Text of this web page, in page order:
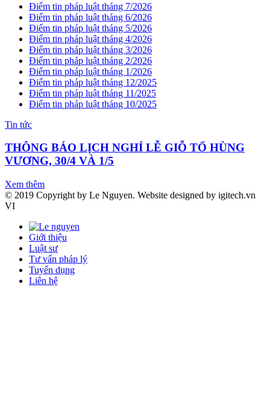
Điểm tin pháp luật tháng 7/2026
Điểm tin pháp luật tháng 6/2026
Điểm tin pháp luật tháng 5/2026
Điểm tin pháp luật tháng 4/2026
Điểm tin pháp luật tháng 3/2026
Điểm tin pháp luật tháng 2/2026
Điểm tin pháp luật tháng 1/2026
Điểm tin pháp luật tháng 12/2025
Điểm tin pháp luật tháng 11/2025
Điểm tin pháp luật tháng 10/2025
Tin tức
THÔNG BÁO LỊCH NGHỈ LỄ GIỖ TỔ HÙNG
VƯƠNG, 30/4 VÀ 1/5
Xem thêm
© 2019 Copyright by Le Nguyen. Website designed by igitech.vn
VI
Giới thiệu
Luật sư
Tư vấn pháp lý
Tuyển dụng
Liên hệ